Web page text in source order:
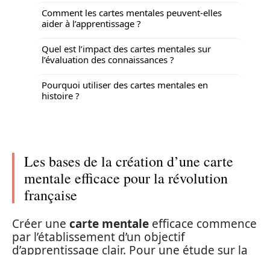
Comment les cartes mentales peuvent-elles
aider à l’apprentissage ?
Quel est l’impact des cartes mentales sur
l’évaluation des connaissances ?
Pourquoi utiliser des cartes mentales en
histoire ?
Les bases de la création d’une carte
mentale efficace pour la révolution
française
Créer une carte mentale efficace commence
par l’établissement d’un objectif
d’apprentissage clair. Pour une étude sur la